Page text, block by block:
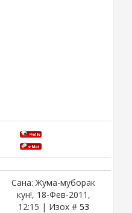
Сана: Жума-муборак
кун!, 18-Фев-2011,
12:15 | Изох # 53